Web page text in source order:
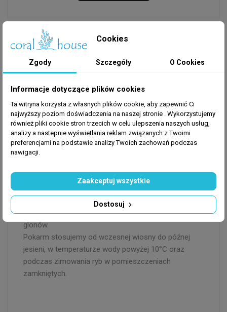
OPIS
POND PELLET MIX to wieloskładnikowy pokarm w
formie pływającego pelletu, przeznaczony do
codziennego karmienia ryb karpiowatych, w tym
złotych rybek i karpi koi, hodowanych w
ogrodowych oczkach wodnych.
Różnorodną dietę gwarantuje połączenie
wybarwiających, wieloskładnikowych i
roślinnych. Obniżona zawartość fosforu zmniejsza
dopływ tego pierwiastka do oczka wodnego wraz z
pokarmem, redukując w ten sposób ryzyko zakwitu
glonów.
Pokarm stosujemy od wczesnej wiosny do późnej
jesieni, w temperaturze wody powyżej 10°C oraz
podczas zimowania ryb w pomieszczeniach
zamkniętych.
Cookies
Zgody Szczegóły O Cookies
Informacje dotyczące plików cookies
Ta witryna korzysta z własnych plików cookie, aby zapewnić Ci
najwyższy poziom doświadczenia na naszej stronie . Wykorzystujemy
również pliki cookie stron trzecich w celu ulepszenia naszych usług,
analizy a nastepnie wyświetlania reklam związanych z Twoimi
preferencjami na podstawie analizy Twoich zachowań podczas
nawigacji.
Dostosuj
Zaakceptuj wszystkie